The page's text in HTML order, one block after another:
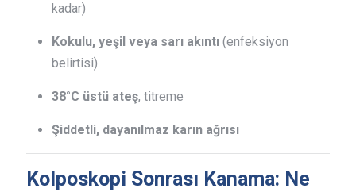
kadar)
Kokulu, yeşil veya sarı akıntı (enfeksiyon
belirtisi)
38°C üstü ateş, titreme
Şiddetli, dayanılmaz karın ağrısı
Kolposkopi Sonrası Kanama: Ne